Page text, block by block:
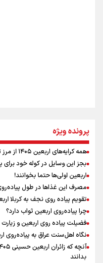
نگاه تمدنی
رابطه کارگر و
زوجیت
اینفو برنا / توصیه‌هایی
پرونده ویژه
همه کرایه‌های اربعین ۱۴۰۵ از مرز تا نجف و کربلا
بجز این وسایل در کوله خود برای پیاده روی
اربعین اولی‌ها حتما بخوانند!
مصرف این غذاها در طول
تقویم پیاده روی نجف به کربلا اربعین ۱۴۰۵ +
چرا پیاده‌روی اربعین ثواب دارد؟
فضیلت پیاده روی اربعین و
نگاه اهل‌سنت عراق به پیاده‌روی
بدانند